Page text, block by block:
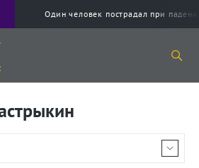
Один человек пострадал при